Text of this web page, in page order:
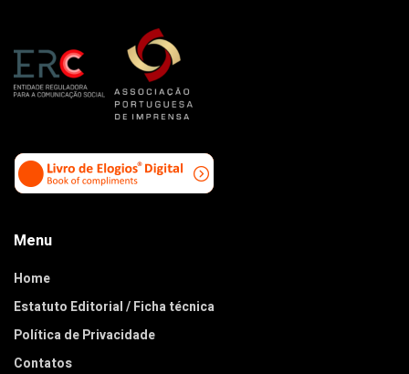
Menu
Home
Estatuto Editorial / Ficha técnica
Política de Privacidade
Contatos